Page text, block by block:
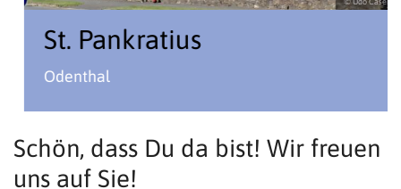
St. Pankratius
Odenthal
Schön, dass Du da bist! Wir freuen
uns auf Sie!